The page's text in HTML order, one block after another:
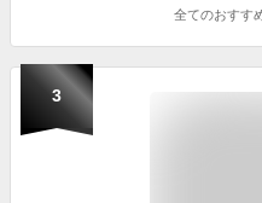
全てのおすす
3